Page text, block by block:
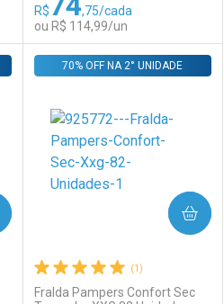
Comprar sem Desconto
Por R$ 95,90/cada
Por R$ 95,90/cada
FECHAR
FECHAR
R$
,75/cada
ou R$ 114,99/un
Laboratório
Por Menos
(1)
Fralda Pampers Confort Sec
70% OFF NA 2° UNIDADE
COMPRAR